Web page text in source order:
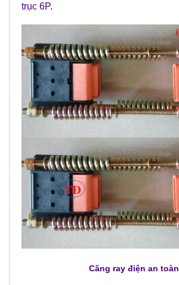
trục 6P.
Căng ray điện an toàn